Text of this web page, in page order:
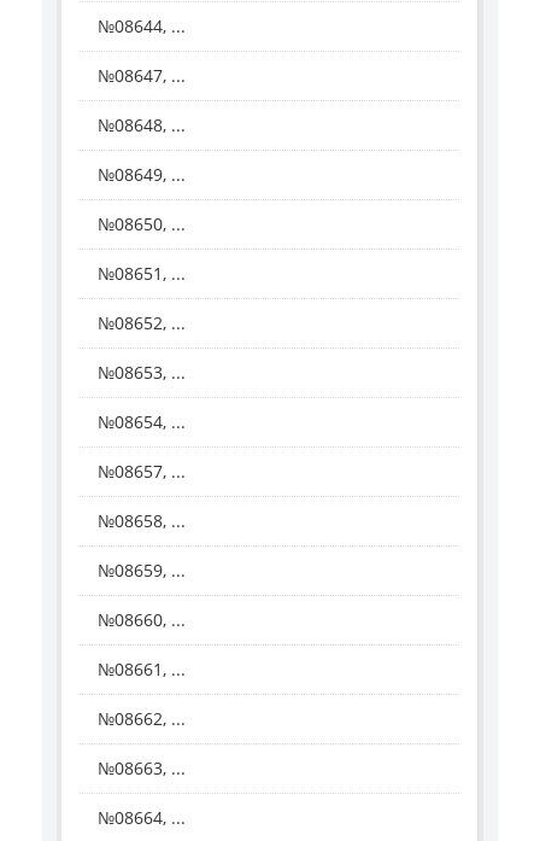
№08644, ...
№08647, ...
№08648, ...
№08649, ...
№08650, ...
№08651, ...
№08652, ...
№08653, ...
№08654, ...
№08657, ...
№08658, ...
№08659, ...
№08660, ...
№08661, ...
№08662, ...
№08663, ...
№08664, ...